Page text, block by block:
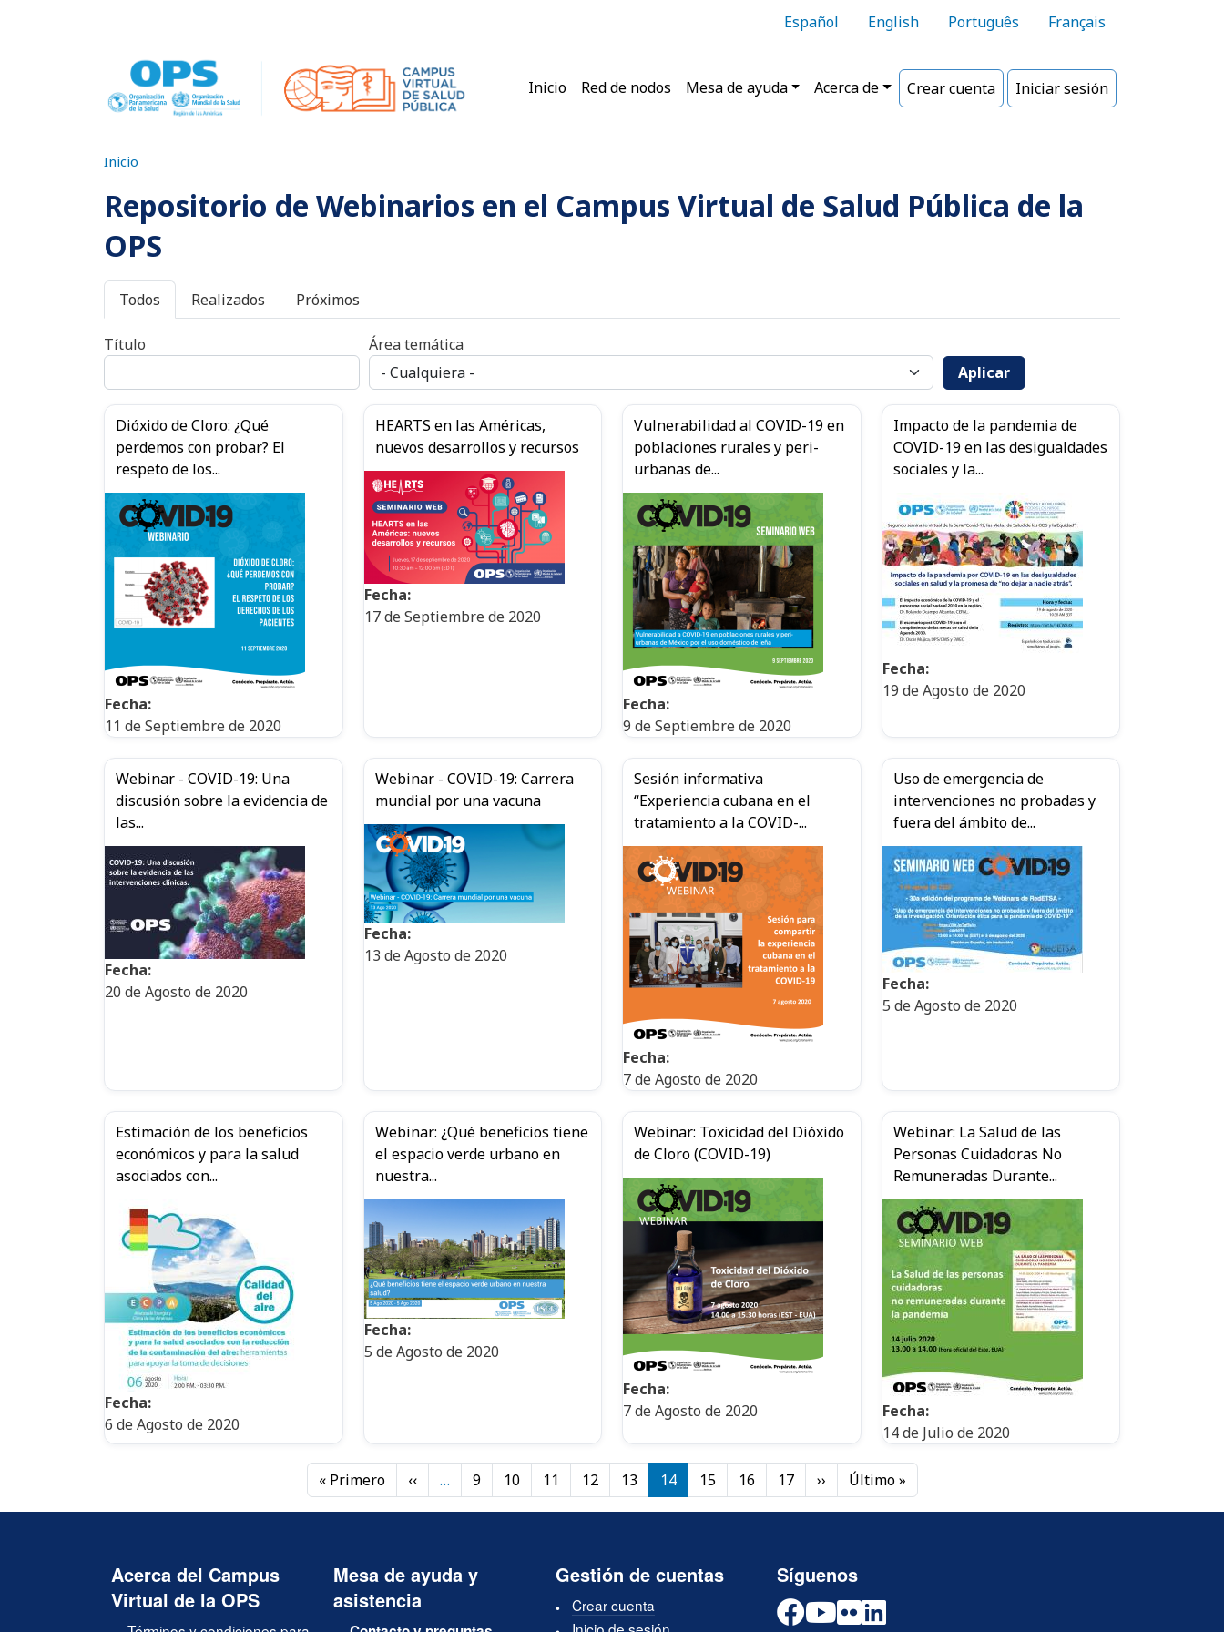
Español English Português Français
Main navigation
Inicio Red de nodos Mesa de ayuda Acerca de Crear cuenta Iniciar sesión
Inicio
Repositorio de Webinarios en el Campus Virtual de Salud Pública de la
OPS
Primary tabs
Todos Realizados Próximos
Título
Área temática
Aplicar
Dióxido de Cloro: ¿Qué
perdemos con probar? El
respeto de los...
Fecha:
11 de Septiembre de 2020
HEARTS en las Américas,
nuevos desarrollos y recursos
Fecha:
17 de Septiembre de 2020
Vulnerabilidad al COVID-19 en
poblaciones rurales y peri-
urbanas de...
Fecha:
9 de Septiembre de 2020
Impacto de la pandemia de
COVID-19 en las desigualdades
sociales y la...
Fecha:
19 de Agosto de 2020
Webinar - COVID-19: Una
discusión sobre la evidencia de
las...
Fecha:
20 de Agosto de 2020
Webinar - COVID-19: Carrera
mundial por una vacuna
Fecha:
13 de Agosto de 2020
Sesión informativa
“Experiencia cubana en el
tratamiento a la COVID-...
Fecha:
7 de Agosto de 2020
Uso de emergencia de
intervenciones no probadas y
fuera del ámbito de...
Fecha:
5 de Agosto de 2020
Estimación de los beneficios
económicos y para la salud
asociados con...
Fecha:
6 de Agosto de 2020
Webinar: ¿Qué beneficios tiene
el espacio verde urbano en
nuestra...
Fecha:
5 de Agosto de 2020
Webinar: Toxicidad del Dióxido
de Cloro (COVID-19)
Fecha:
7 de Agosto de 2020
Webinar: La Salud de las
Personas Cuidadoras No
Remuneradas Durante...
Fecha:
14 de Julio de 2020
« PrimeroPrimera página
‹‹Página anterior
… 9 10 11 12 13 14 15 16 17 ››Siguiente página
Último »Última página
Acerca del Campus
Virtual de la OPS
Mesa de ayuda y
asistencia
Gestión de cuentas
Crear cuenta
Síguenos